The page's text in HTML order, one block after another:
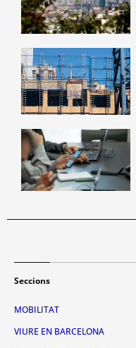
Seccions
MOBILITAT
VIURE EN BARCELONA